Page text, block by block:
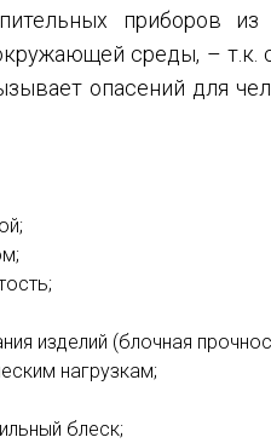
приборов
среды, –
опасений для
изделий (блочная
нагрузкам;
блеск;